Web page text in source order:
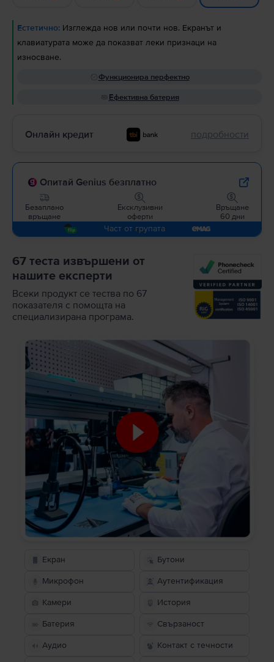
Естетично: Изглежда нов или почти нов. Екранът и
клавиатурата може да показват леки признаци на
износване.
Функционира перфектно
Ефективна батерия
Онлайн кредит подробности
Опитай Genius безплатно
Безаплано
връщане
Ексклузивни
оферти
Връщане
60 дни
Част от групата
67 теста извършени от
нашите експерти
Всеки продукт се тества по 67
показателя с помощта на
специализирана програма.
Екран Бутони
Микрофон Аутентификация
Камери История
Батерия Свързаност
Аудио
Контакт с течности